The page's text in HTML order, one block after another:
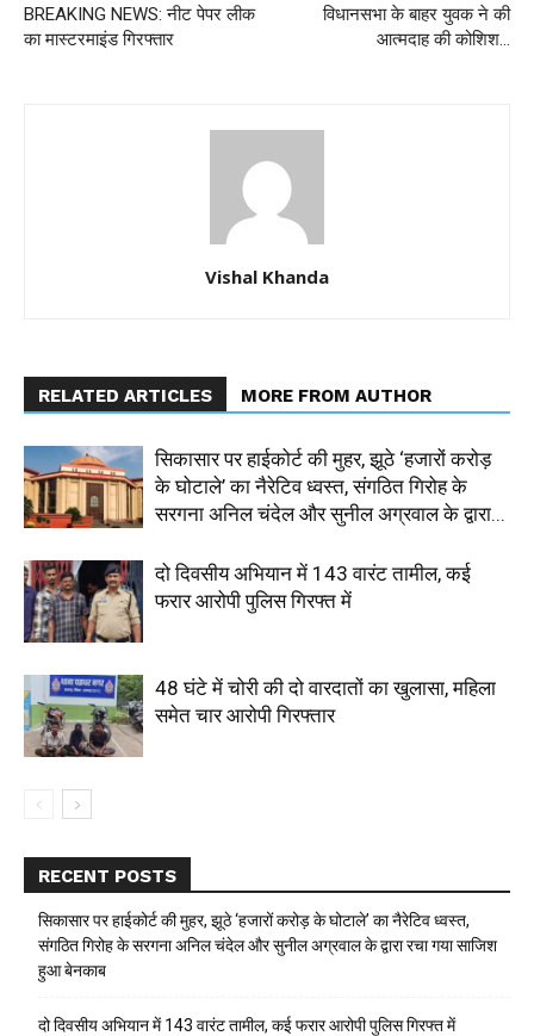
BREAKING NEWS: नीट पेपर लीक
का मास्टरमाइंड गिरफ्तार
विधानसभा के बाहर युवक ने की
आत्मदाह की कोशिश…
Vishal Khanda
RELATED ARTICLES MORE FROM AUTHOR
सिकासार पर हाईकोर्ट की मुहर, झूठे ‘हजारों करोड़
के घोटाले’ का नैरेटिव ध्वस्त, संगठित गिरोह के
सरगना अनिल चंदेल और सुनील अग्रवाल के द्वारा...
दो दिवसीय अभियान में 143 वारंट तामील, कई
फरार आरोपी पुलिस गिरफ्त में
48 घंटे में चोरी की दो वारदातों का खुलासा, महिला
समेत चार आरोपी गिरफ्तार
RECENT POSTS
सिकासार पर हाईकोर्ट की मुहर, झूठे ‘हजारों करोड़ के घोटाले’ का नैरेटिव ध्वस्त,
संगठित गिरोह के सरगना अनिल चंदेल और सुनील अग्रवाल के द्वारा रचा गया साजिश
हुआ बेनकाब
दो दिवसीय अभियान में 143 वारंट तामील, कई फरार आरोपी पुलिस गिरफ्त में